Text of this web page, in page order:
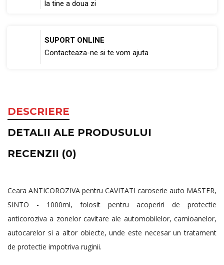
la tine a doua zi
SUPORT ONLINE
Contacteaza-ne si te vom ajuta
DESCRIERE
DETALII ALE PRODUSULUI
RECENZII (0)
Ceara ANTICOROZIVA pentru CAVITATI caroserie auto MASTER,
SINTO - 1000ml, folosit pentru acoperiri de protectie
anticoroziva a zonelor cavitare ale automobilelor, camioanelor,
autocarelor si a altor obiecte, unde este necesar un tratament
de protectie impotriva ruginii.